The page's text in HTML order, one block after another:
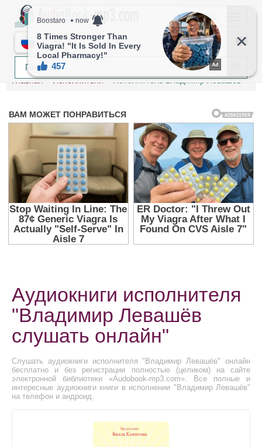
МЕНЮ
RU
Главная Исполнители Исполнитель Владимир Левашёв
Аудиокниги исполнителя
"Владимир Левашёв
слушать онлайн"
Слушать аудиокниги исполнителя "Владимир Левашёв" онлайн
бесплатно и без регистрации полностью (целиком) на сайте
электронной библиотеки «Audobook-mp3.com». Все полные и
интересные аудиокниги книги в исполнении "Владимир Левашёв"
на телефон и андроид.